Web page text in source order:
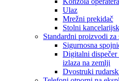
Ulaz
Mrežni prekidač
Stolni
Standardni proizvodi za
Sigurnosna
Digitalni dispečer
izlaza na zemlji
Dvostruki